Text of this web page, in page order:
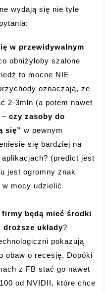
wydają się nie tyle
w przewidywalnym
obniżyłoby szalone
to mocne NIE
oznaczają, że
2-3mln (a potem nawet
– czy zasoby do
się” w pewnym
się bardziej na
(predict jest
jest ogromny znak
mocy udzielić
będą mieć środki
układy?
pokazują
obaw o recesję. Dopóki
z FB stać go nawet
od NVIDII, które chce